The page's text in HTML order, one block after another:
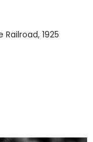
1925